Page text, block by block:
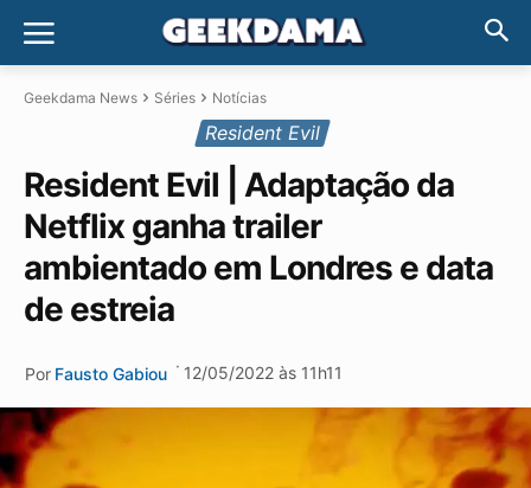
Geekdama News Séries Notícias
Resident Evil
Resident Evil | Adaptação da
Netflix ganha trailer
ambientado em Londres e data
de estreia
Por Fausto Gabiou · 12/05/2022 às 11h11